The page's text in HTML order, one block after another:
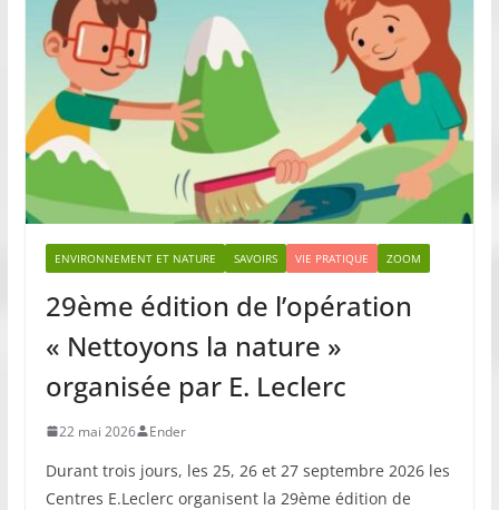
ENVIRONNEMENT ET NATURE SAVOIRS VIE PRATIQUE ZOOM
29ème édition de l’opération
« Nettoyons la nature »
organisée par E. Leclerc
22 mai 2026 Ender
Durant trois jours, les 25, 26 et 27 septembre 2026 les
Centres E.Leclerc organisent la 29ème édition de